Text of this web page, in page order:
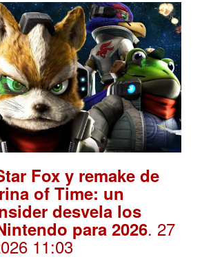
Fox y remake de
of Time: un
desvela los
para 2026. 27
11:03